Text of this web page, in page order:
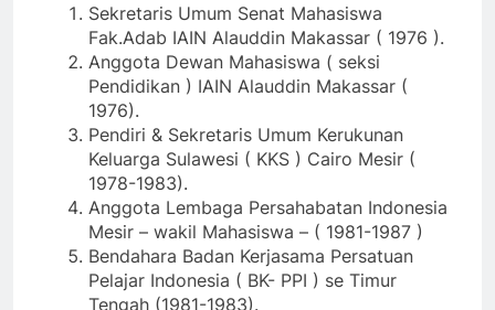
Sekretaris Umum Senat Mahasiswa
Fak.Adab IAIN Alauddin Makassar ( 1976 ).
Anggota Dewan Mahasiswa ( seksi
Pendidikan ) IAIN Alauddin Makassar (
1976).
Pendiri & Sekretaris Umum Kerukunan
Keluarga Sulawesi ( KKS ) Cairo Mesir (
1978-1983).
Anggota Lembaga Persahabatan Indonesia
Mesir – wakil Mahasiswa – ( 1981-1987 )
Bendahara Badan Kerjasama Persatuan
Pelajar Indonesia ( BK- PPI ) se Timur
Tengah (1981-1983).